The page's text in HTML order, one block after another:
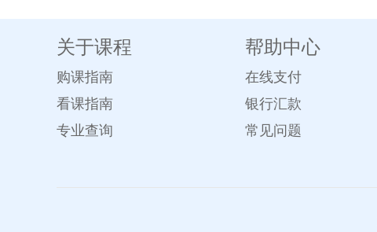
关于课程
购课指南
看课指南
专业查询
帮助中心
在线支付
银行汇款
常见问题